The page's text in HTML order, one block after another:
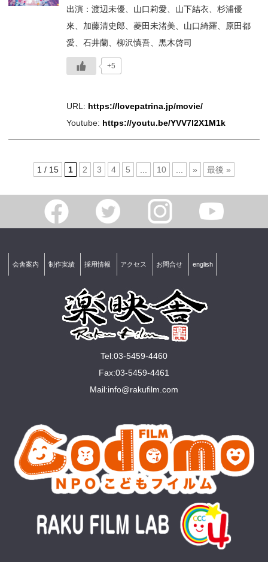
出演：渡辺未優、山口莉愛、山下結衣、杉浦優
來、加藤清史郎、菱田未渚美、山口綺羅、原田都
愛、石井蘭、柳沢慎吾、黒木啓司
+5
URL: https://lovepatrina.jp/movie/
Youtube: https://youtu.be/YVV7l2X1M1k
1 / 15 1 2 3 4 5 10 » 最後 »
会舎案内 制作実績 採用情報 アクセス お問合せ english
Tel:03-5459-4460
Fax:03-5459-4461
Mail:info@rakuﬁlm.com